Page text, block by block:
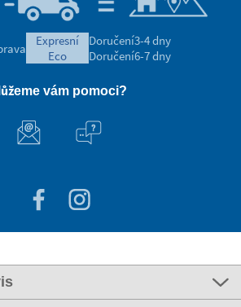
expresní
eco
Doručení3-4 dny
Doručení6-7 dny
vám pomoci?